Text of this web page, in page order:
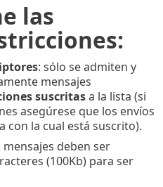
las
: sólo se admiten y
mensajes
suscritasa la lista (si
asegúrese que los envíos
con la cual está suscrito).
mensajes deben ser
(100Kb) para ser